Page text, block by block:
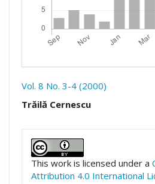
Vol. 8 No. 3-4 (2000)
Trăilă Cernescu
This work is licensed under a
Attribution 4.0 International